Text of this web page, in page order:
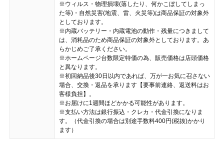
※ウィルス・物理損壊(落したり、何かこぼしてしまっ
た等)・自然災害(地震、雷、火災等)は商品保証の対象外
としております。
※内蔵バッテリー・内蔵電池の動作・残量につきまして
は、消耗品のため商品保証の対象外としております。あ
らかじめご了承ください。
※ホームページ台数限定特価の為、販売価格は店頭価格
と異なります。
※初回納品後30日以内であれば、万が一お気に召さない
場合、交換・返品を承ります【要事前連絡、返送料はお
客様負担】。
※お届けに1週間ほどかかる可能性があります。
※支払い方法は銀行振込・クレカ・代金引換になりま
す。（代金引換の場合は別途手数料400円(税抜)かかり
ます）